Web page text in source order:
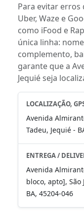
Para evitar erros
Uber, Waze e
como iFood e
única linha:
complemento,
garante que a
Jequié seja
LOCALIZAÇÃO,
Avenida
Tadeu, Jequié -
ENTREGA /
Avenida
bloco, apto], São
BA, 45204-046